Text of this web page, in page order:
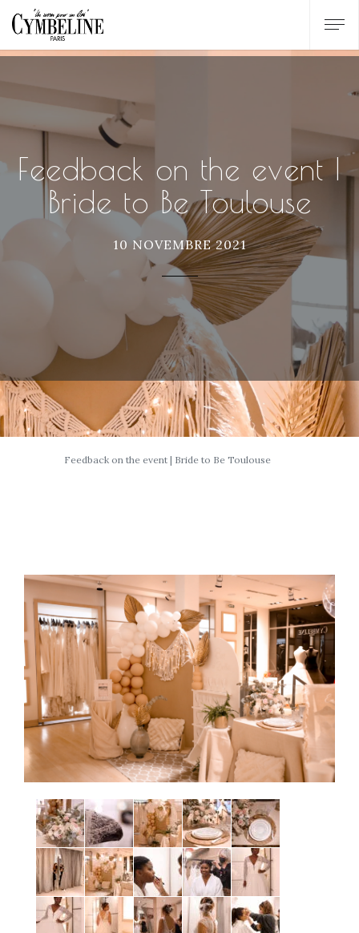
Feedback on the event |
Bride to Be Toulouse
10 NOVEMBRE 2021
Feedback on the event | Bride to Be Toulouse